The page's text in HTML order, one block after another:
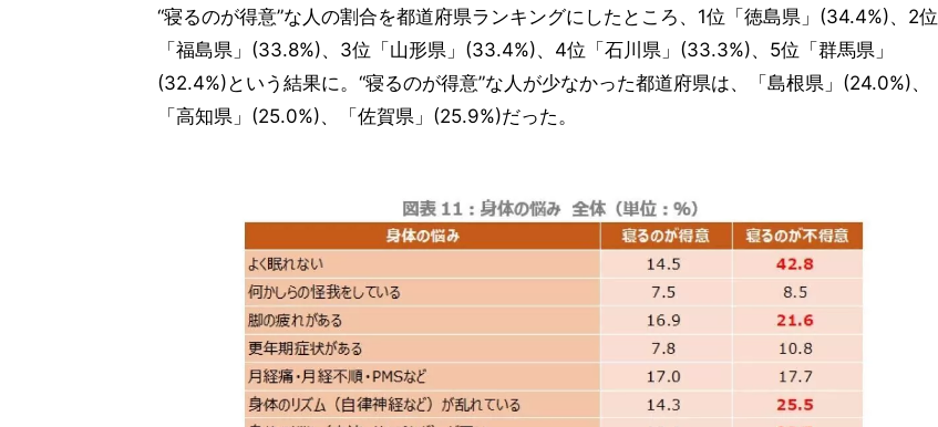
“寝るのが得意”な人の割合を都道府県ランキングにしたところ、1位「徳島県」(34.4%)、2位
「福島県」(33.8%)、3位「山形県」(33.4%)、4位「石川県」(33.3%)、5位「群馬県」
(32.4%)という結果に。“寝るのが得意”な人が少なかった都道府県は、「島根県」(24.0%)、
「高知県」(25.0%)、「佐賀県」(25.9%)だった。